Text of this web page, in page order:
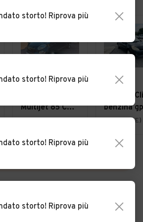
€ 5.000
Multijet 85 CV
Lounge
€ 1.800
Renault
benzina
2008
Pianiga (VE)
storto! Riprova più
storto! Riprova più
storto! Riprova più
storto! Riprova più